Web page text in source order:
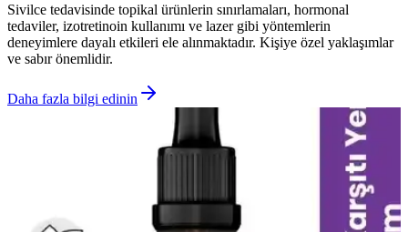
Sivilce tedavisinde topikal ürünlerin sınırlamaları, hormonal
tedaviler, izotretinoin kullanımı ve lazer gibi yöntemlerin
deneyimlere dayalı etkileri ele alınmaktadır. Kişiye özel yaklaşımlar
ve sabır önemlidir.
Daha fazla bilgi edinin